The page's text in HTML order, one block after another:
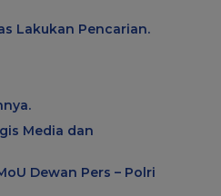
Lakukan Pencarian.
Media dan
Dewan Pers – Polri